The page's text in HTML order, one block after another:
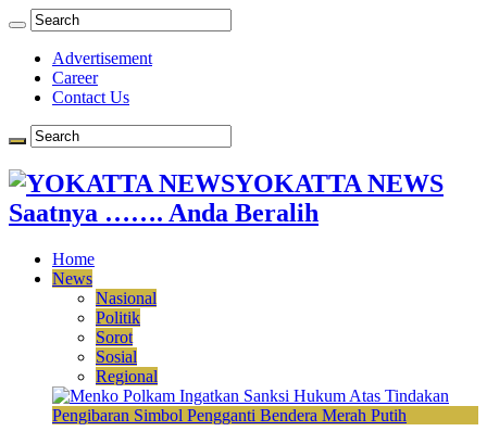
Advertisement
Career
Contact Us
YOKATTA NEWS
Saatnya ……. Anda Beralih
Home
News
Nasional
Politik
Sorot
Sosial
Regional